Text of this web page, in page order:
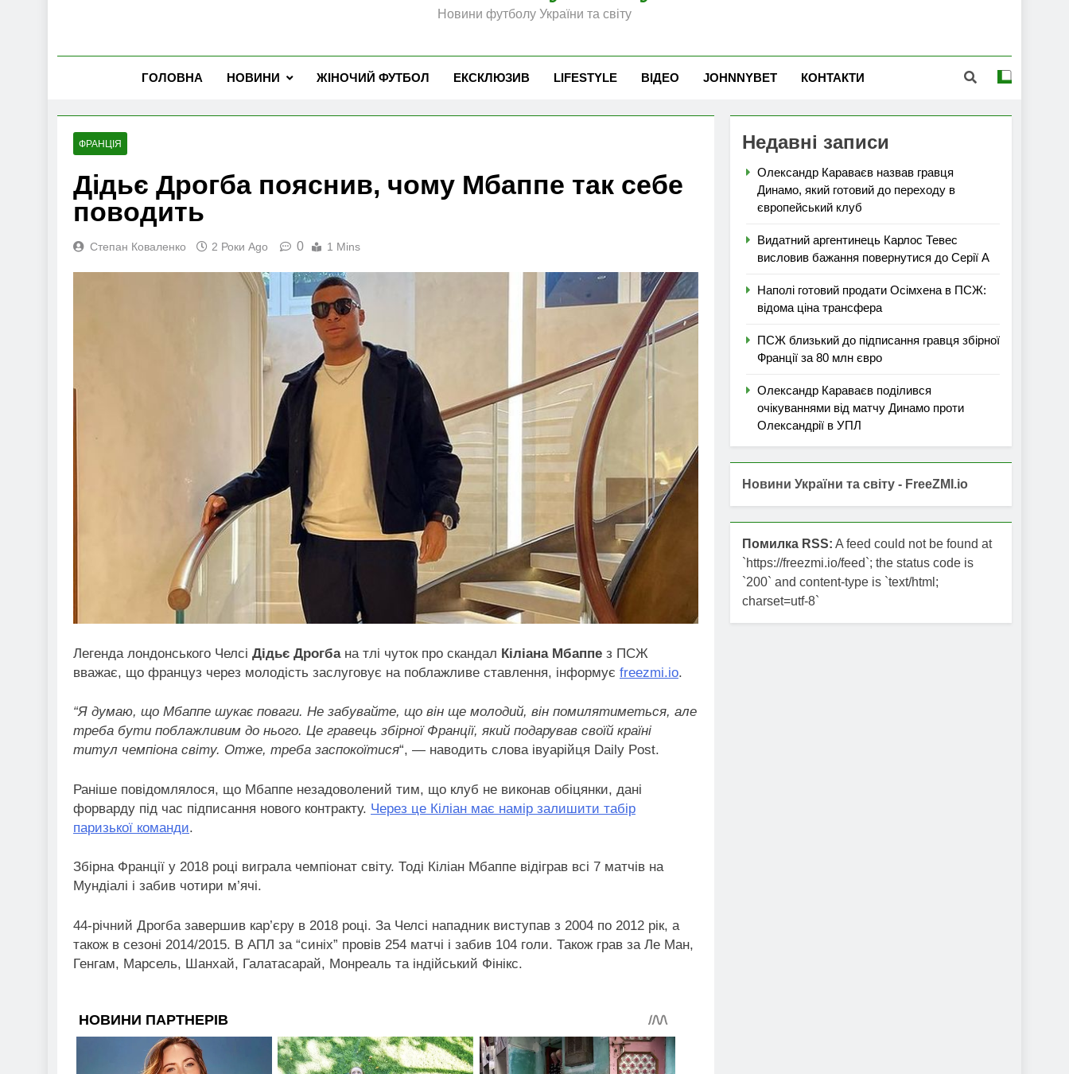
Новини футболу України та світу
ГОЛОВНА НОВИНИ ЖІНОЧИЙ ФУТБОЛ ЕКСКЛЮЗИВ LIFESTYLE ВІДЕО JOHNNYBET КОНТАКТИ
ФРАНЦІЯ
Дідьє Дрогба пояснив, чому Мбаппе так себе
поводить
Степан Коваленко 2 Роки Ago 0 1 Mins
Легенда лондонського Челсі Дідьє Дрогбана тлі чуток про скандал Кіліана Мбаппе з ПСЖ
вважає, що француз через молодість заслуговує на поблажливе ставлення, інформує freezmi.io.
“Я думаю, що Мбаппе шукає поваги. Не забувайте, що він ще молодий, він помилятиметься, але
треба бути поблажливим до нього. Це гравець збірної Франції, який подарував своїй країні
титул чемпіона світу. Отже, треба заспокоїтися“, — наводить слова івуарійця Daily Post.
Раніше повідомлялося, що Мбаппе незадоволений тим, що клуб не виконав обіцянки, дані
форварду під час підписання нового контракту. Через це Кіліан має намір залишити табір
паризької команди.
Збірна Франції у 2018 році виграла чемпіонат світу. Тоді Кіліан Мбаппе відіграв всі 7 матчів на
Мундіалі і забив чотири м’ячі.
44-річний Дрогба завершив кар’єру в 2018 році. За Челсі нападник виступав з 2004 по 2012 рік, а
також в сезоні 2014/2015. В АПЛ за “синіх” провів 254 матчі і забив 104 голи. Також грав за Ле Ман,
Генгам, Марсель, Шанхай, Галатасарай, Монреаль та індійський Фінікс.
Недавні записи
Олександр Караваєв назвав гравця
Динамо, який готовий до переходу в
європейський клуб
Видатний аргентинець Карлос Тевес
висловив бажання повернутися до Серії А
Наполі готовий продати Осімхена в ПСЖ:
відома ціна трансфера
ПСЖ близький до підписання гравця збірної
Франції за 80 млн євро
Олександр Караваєв поділився
очікуваннями від матчу Динамо проти
Олександрії в УПЛ
Новини України та світу - FreeZMI.io
Помилка RSS: A feed could not be found at
`https://freezmi.io/feed`; the status code is
`200` and content-type is `text/html;
charset=utf-8`